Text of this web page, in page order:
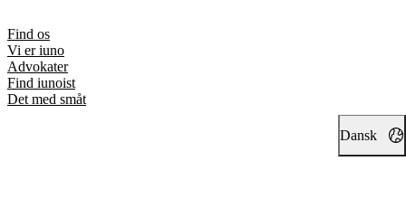
Find os
Vi er iuno
Advokater
Find iunoist
Det med småt
Dansk